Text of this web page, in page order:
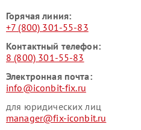
Горячая линия:
+7 (800) 301-55-83
Контактный телефон:
8 (800) 301-55-83
Электронная почта:
info@iconbit-fix.ru
для юридических лиц
manager@fix-iconbit.ru